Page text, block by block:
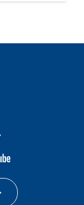
google
youtube-